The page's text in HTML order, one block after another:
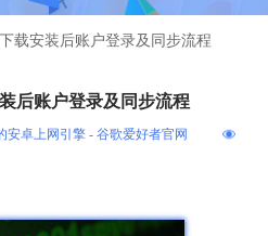
载安装后账户登录及同步流程
后账户登录及同步流程
安卓上网引擎 - 谷歌爱好者官网